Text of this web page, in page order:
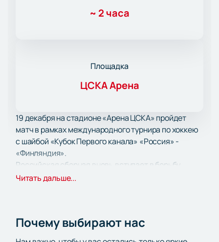
~ 2 часа
Площадка
ЦСКА Арена
19 декабря на стадионе «Арена ЦСКА» пройдет
матч в рамках международного турнира по хоккею
с шайбой «Кубок Первого канала» «Россия» -
«Финляндия».
Российская сборная вновь вступает в борьбу,
чтобы поднять над головой заветный Кубок.
медалей чемпионата мира входит в топ-3
Читать дальше...
Почему выбирают нас